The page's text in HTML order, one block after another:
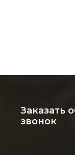
Заказать
звонок